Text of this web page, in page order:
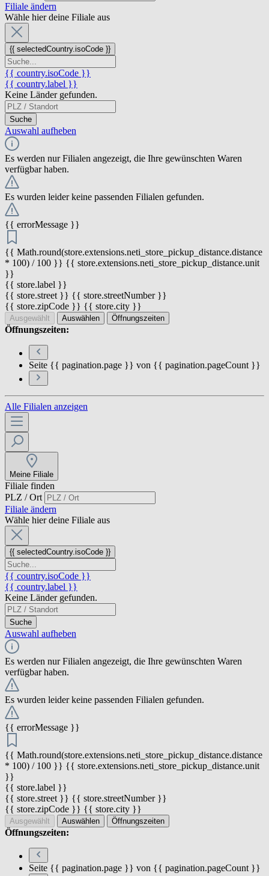
Filiale ändern
Wähle hier deine Filiale aus
{{ selectedCountry.isoCode }}
{{ country.isoCode }}
{{ country.label }}
Keine Länder gefunden.
Suche
Auswahl aufheben
Es werden nur Filialen angezeigt, die Ihre gewünschten Waren
verfügbar haben.
Es wurden leider keine passenden Filialen gefunden.
{{ errorMessage }}
{{ Math.round(store.extensions.neti_store_pickup_distance.distance
* 100) / 100 }} {{ store.extensions.neti_store_pickup_distance.unit
}}
{{ store.label }}
{{ store.street }} {{ store.streetNumber }}
{{ store.zipCode }} {{ store.city }}
Ausgewählt Auswählen Öffnungszeiten
Öffnungszeiten:
Seite {{ pagination.page }} von {{ pagination.pageCount }}
Alle Filialen anzeigen
Meine Filiale
Filiale finden
PLZ / Ort
Filiale ändern
Wähle hier deine Filiale aus
{{ selectedCountry.isoCode }}
{{ country.isoCode }}
{{ country.label }}
Keine Länder gefunden.
Suche
Auswahl aufheben
Es werden nur Filialen angezeigt, die Ihre gewünschten Waren
verfügbar haben.
Es wurden leider keine passenden Filialen gefunden.
{{ errorMessage }}
{{ Math.round(store.extensions.neti_store_pickup_distance.distance
* 100) / 100 }} {{ store.extensions.neti_store_pickup_distance.unit
}}
{{ store.label }}
{{ store.street }} {{ store.streetNumber }}
{{ store.zipCode }} {{ store.city }}
Ausgewählt Auswählen Öffnungszeiten
Öffnungszeiten:
Seite {{ pagination.page }} von {{ pagination.pageCount }}